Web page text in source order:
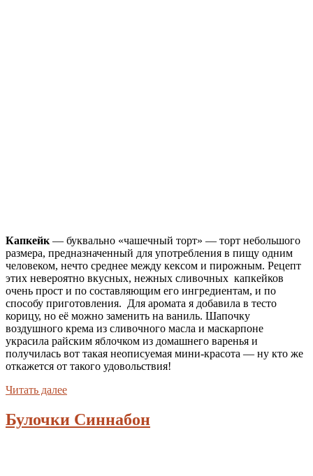
Капкейк — буквально «чашечный торт» — торт небольшого
размера, предназначенный для употребления в пищу одним
человеком, нечто среднее между кексом и пирожным. Рецепт
этих невероятно вкусных, нежных сливочных капкейков
очень прост и по составляющим его ингредиентам, и по
способу приготовления. Для аромата я добавила в тесто
корицу, но её можно заменить на ваниль. Шапочку
воздушного крема из сливочного масла и маскарпоне
украсила райским яблочком из домашнего варенья и
получилась вот такая неописуемая мини-красота — ну кто же
откажется от такого удовольствия!
Читать далее
Булочки Синнабон